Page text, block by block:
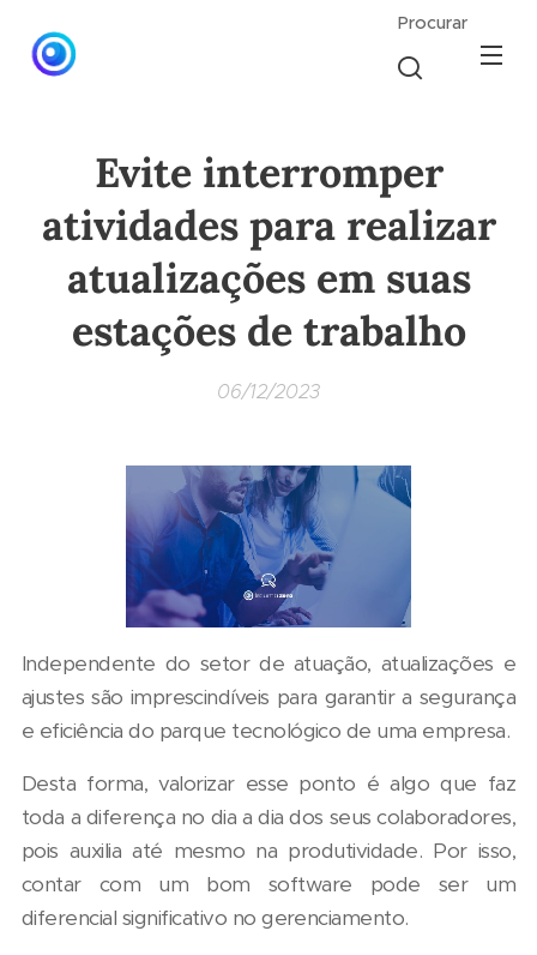
Procurar
Evite interromper
atividades para realizar
atualizações em suas
estações de trabalho
06/12/2023
Independente do setor de atuação, atualizações e
ajustes são imprescindíveis para garantir a segurança
e eficiência do parque tecnológico de uma empresa.
Desta forma, valorizar esse ponto é algo que faz
toda a diferença no dia a dia dos seus colaboradores,
pois auxilia até mesmo na produtividade. Por isso,
contar com um bom software pode ser um
diferencial significativo no gerenciamento.